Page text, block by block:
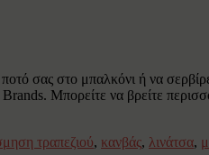
σας στο μπαλκόνι ή να
Μπορείτε να βρείτε
τραπεζιού, κανβάς, λινάτσα,